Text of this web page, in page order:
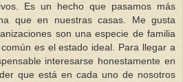
Es un hecho que pasamos más
que en nuestras casas. Me gusta
son una especie de familia
es el estado ideal. Para llegar a
interesarse honestamente en
que está en cada uno de nosotros